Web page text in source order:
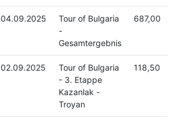
04.09.2025
Tour of Bulgaria
-
Gesamtergebnis
687,00
02.09.2025
Tour of Bulgaria
- 3. Etappe
Kazanlak -
Troyan
118,50